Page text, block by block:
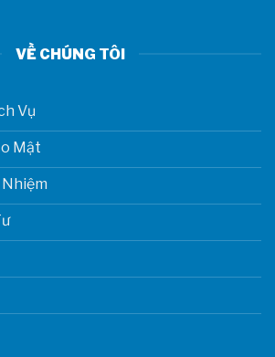
VỀ CHÚNG TÔI
Vụ
Mật